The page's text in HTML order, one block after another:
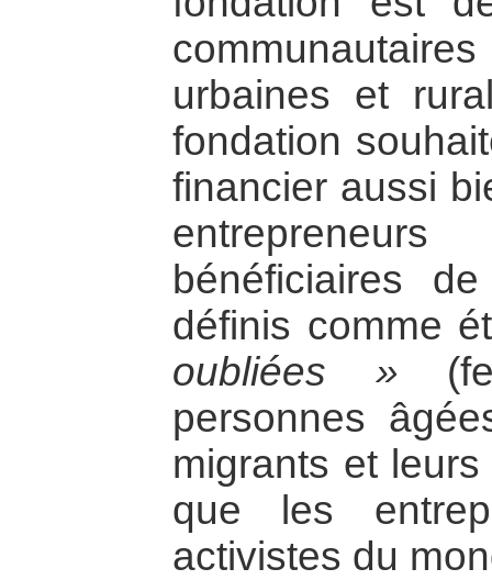
urbaines et
fondation
financier aussi
bénéficiaires
définis comme
oubliées »
personnes
migrants et
que les
activistes du